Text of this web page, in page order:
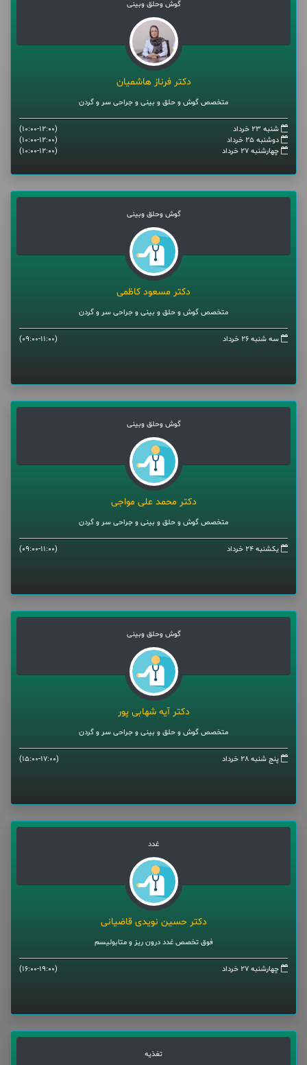
گوش وحلق وبینی
دکتر فرناز هاشمیان
متخصص گوش و حلق و بینی و جراحی سر و گردن
شنبه 23 خرداد
(10:00-12:00)
دوشنبه 25 خرداد
(10:00-12:00)
چهارشنبه 27 خرداد
(10:00-12:00)
گوش وحلق وبینی
دکتر مسعود کاظمی
متخصص گوش و حلق و بینی و جراحی سر و گردن
سه شنبه 26 خرداد (09:00-11:00)
گوش وحلق وبینی
دکتر محمد علی مواجی
متخصص گوش و حلق و بینی و جراحی سر و گردن
یکشنبه 24 خرداد (09:00-11:00)
گوش وحلق وبینی
دکتر آیه شهابی پور
متخصص گوش و حلق و بینی و جراحی سر و گردن
پنج شنبه 28 خرداد (15:00-17:00)
غدد
دکتر حسین نویدی قاضیانی
فوق تخصص غدد درون ریز و متابولیسم
چهارشنبه 27 خرداد (16:00-19:00)
تغذیه